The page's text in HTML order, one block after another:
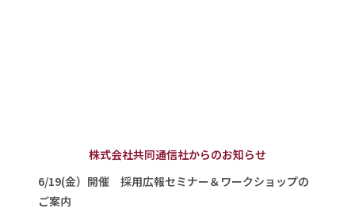
株式会社共同通信社からのお知らせ
6/19(金）開催 採用広報セミナー＆ワークショップの
ご案内